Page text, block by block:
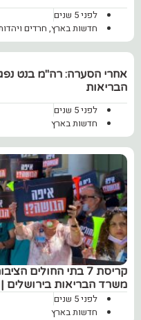
לפני 5 שנים
חדשות בארץ, חרדים
‏אחרי הסערה: רה"מ בנט
הבריאות
לפני 5 שנים
חדשות בארץ
קריסת 7 בתי החולים
משרד הבריאות בירושלים |
לפני 5 שנים
חדשות בארץ